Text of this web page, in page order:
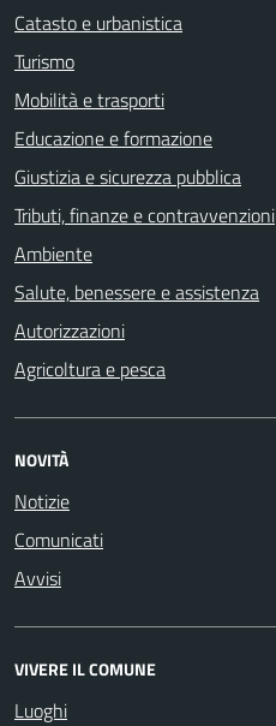
Catasto e urbanistica
Turismo
Mobilità e trasporti
Educazione e formazione
Giustizia e sicurezza pubblica
Tributi, finanze e contravvenzioni
Ambiente
Salute, benessere e assistenza
Autorizzazioni
Agricoltura e pesca
NOVITÀ
Notizie
Comunicati
Avvisi
VIVERE IL COMUNE
Luoghi